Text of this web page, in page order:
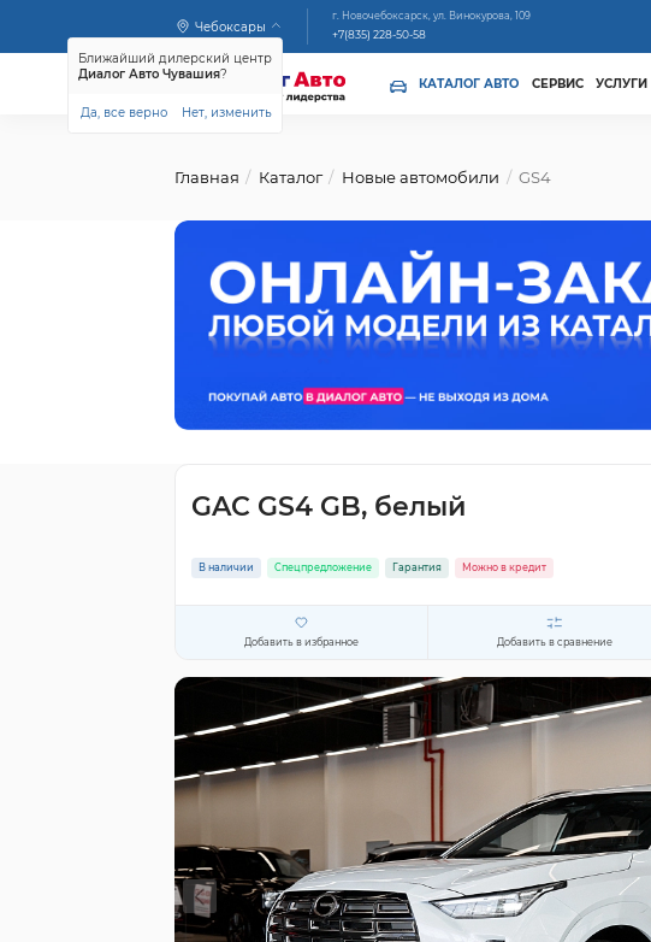
Чебоксары
Ближайший дилерский центр
Диалог Авто Чувашия?
Да, все верно Нет, изменить
г. Новочебоксарск, ул. Винокурова, 109
+7(835) 228-50-58
КАТАЛОГ АВТО СЕРВИС УСЛУГИ
Главная Каталог Новые автомобили GS4
GAC GS4 GB, белый
В наличии Спецпредложение Гарантия Можно в кредит
Добавить в избранное Добавить в сравнение